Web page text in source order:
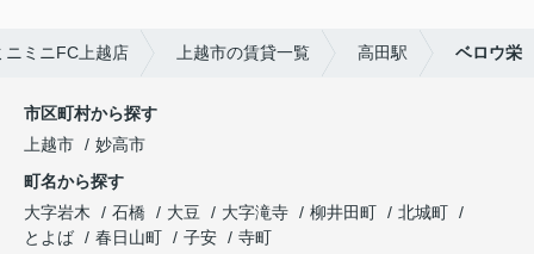
ニミニFC上越店 上越市の賃貸一覧 高田駅 ベロウ栄
市区町村から探す
上越市
妙高市
町名から探す
大字岩木
石橋 大豆 大字滝寺 柳井田町
北城町
とよば
春日山町 子安
寺町